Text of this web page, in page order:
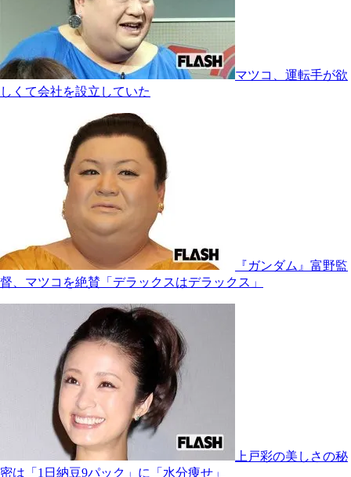
マツコ、運転手が欲
しくて会社を設立していた
『ガンダム』富野監
督、マツコを絶賛「デラックスはデラックス」
上戸彩の美しさの秘
密は「1日納豆9パック」に「水分痩せ」